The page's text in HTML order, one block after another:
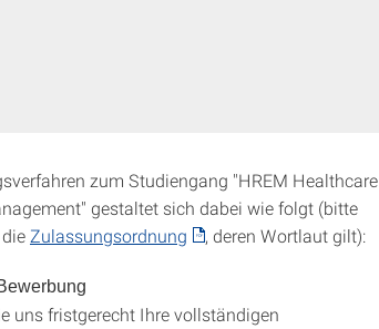
zum Studiengang "HREM Healthcare
gestaltet sich dabei wie folgt (bitte
Zulassungsordnung , deren Wortlaut gilt):
uns fristgerecht Ihre vollständigen